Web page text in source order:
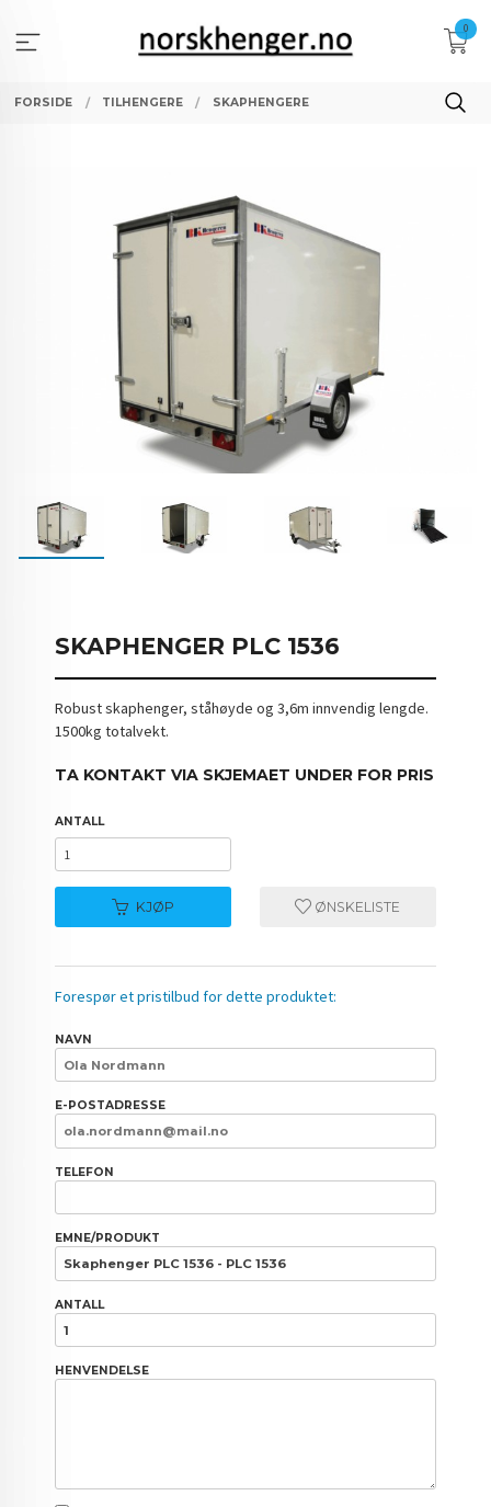
innholdet
0
FORSIDE TILHENGERE SKAPHENGERE
SKAPHENGER PLC 1536
Robust skaphenger, ståhøyde og 3,6m innvendig lengde.
1500kg totalvekt.
TA KONTAKT VIA SKJEMAET UNDER FOR PRIS
ANTALL
KJØP ØNSKELISTE
Forespør et pristilbud for dette produktet:
NAVN
E-POSTADRESSE
TELEFON
EMNE/PRODUKT
ANTALL
HENVENDELSE